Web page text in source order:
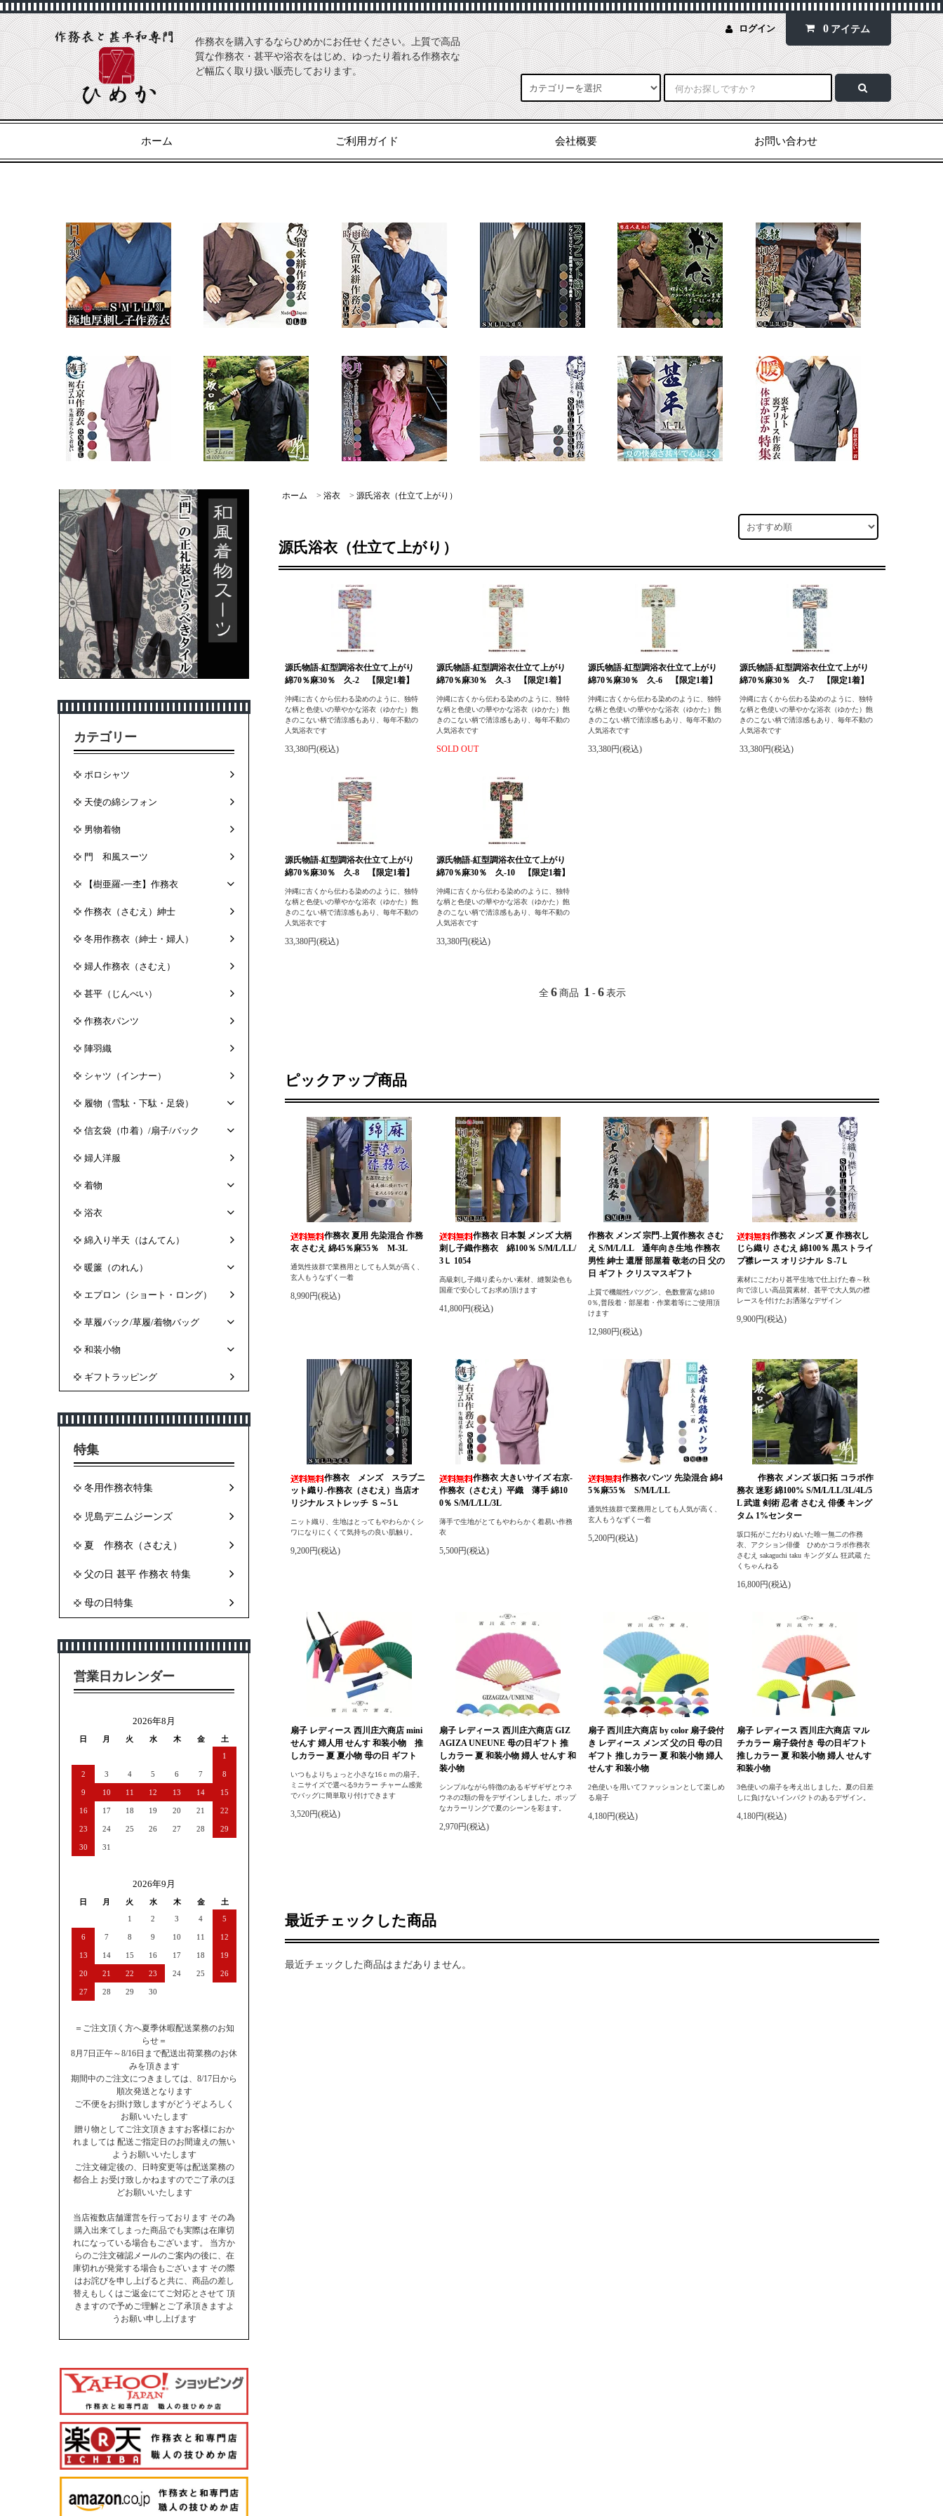
作務衣を購入するならひめかにお任せください。上質で高品
質な作務衣・甚平や浴衣をはじめ、ゆったり着れる作務衣な
ど幅広く取り扱い販売しております。
ログイン 0 アイテム
ホーム ご利用ガイド 会社概要 お問い合わせ
ホーム > 浴衣 > 源氏浴衣（仕立て上がり）
源氏浴衣（仕立て上がり）
源氏物語-紅型調浴衣仕立て上がり
綿70％麻30％ 久-2 【限定1着】
沖縄に古くから伝わる染めのように、独特
な柄と色使いの華やかな浴衣（ゆかた）飽
きのこない柄で清涼感もあり、毎年不動の
人気浴衣です
33,380円(税込)
源氏物語-紅型調浴衣仕立て上がり
綿70％麻30％ 久-3 【限定1着】
沖縄に古くから伝わる染めのように、独特
な柄と色使いの華やかな浴衣（ゆかた）飽
きのこない柄で清涼感もあり、毎年不動の
人気浴衣です
SOLD OUT
源氏物語-紅型調浴衣仕立て上がり
綿70％麻30％ 久-6 【限定1着】
沖縄に古くから伝わる染めのように、独特
な柄と色使いの華やかな浴衣（ゆかた）飽
きのこない柄で清涼感もあり、毎年不動の
人気浴衣です
33,380円(税込)
源氏物語-紅型調浴衣仕立て上がり
綿70％麻30％ 久-7 【限定1着】
沖縄に古くから伝わる染めのように、独特
な柄と色使いの華やかな浴衣（ゆかた）飽
きのこない柄で清涼感もあり、毎年不動の
人気浴衣です
33,380円(税込)
源氏物語-紅型調浴衣仕立て上がり
綿70％麻30％ 久-8 【限定1着】
沖縄に古くから伝わる染めのように、独特
な柄と色使いの華やかな浴衣（ゆかた）飽
きのこない柄で清涼感もあり、毎年不動の
人気浴衣です
33,380円(税込)
源氏物語-紅型調浴衣仕立て上がり
綿70％麻30％ 久-10 【限定1着】
沖縄に古くから伝わる染めのように、独特
な柄と色使いの華やかな浴衣（ゆかた）飽
きのこない柄で清涼感もあり、毎年不動の
人気浴衣です
33,380円(税込)
全 6 商品 1 - 6 表示
ピックアップ商品
作務衣 夏用 先染混合 作務
衣 さむえ 綿45％麻55％ M-3L
通気性抜群で業務用としても人気が高く、
玄人もうなずく一着
8,990円(税込)
作務衣 日本製 メンズ 大柄
刺し子織作務衣 綿100％ S/M/L/LL/
3Ｌ 1054
高級刺し子織り柔らかい素材、縫製染色も
国産で安心してお求め頂けます
41,800円(税込)
作務衣 メンズ 宗門-上質作務衣 さむ
え S/M/L/LL 通年向き生地 作務衣
男性 紳士 還暦 部屋着 敬老の日 父の
日 ギフト クリスマスギフト
上質で機能性バツグン、色数豊富な綿10
0％,普段着・部屋着・作業着等にご使用頂
けます
12,980円(税込)
作務衣 メンズ 夏 作務衣し
じら織り さむえ 綿100％ 黒ストライ
プ襟レース オリジナル Ｓ-7Ｌ
素材にこだわり甚平生地で仕上げた春～秋
向で涼しい高品質素材、甚平で大人気の襟
レースを付けたお洒落なデザイン
9,900円(税込)
作務衣 メンズ スラブニ
ット織り-作務衣（さむえ）当店オ
リジナル ストレッチ Ｓ～5Ｌ
ニット織り、生地はとってもやわらかくシ
ワになりにくくて気持ちの良い肌触り。
9,200円(税込)
作務衣 大きいサイズ 右京-
作務衣（さむえ）平織 薄手 綿10
0％ S/M/L/LL/3L
薄手で生地がとてもやわらかく着易い作務
衣
5,500円(税込)
作務衣パンツ 先染混合 綿4
5％麻55％ S/M/L/LL
通気性抜群で業務用としても人気が高く、
玄人もうなずく一着
5,200円(税込)
作務衣 メンズ 坂口拓 コラボ作
務衣 迷彩 綿100% S/M/L/LL/3L/4L/5
L 武道 剣術 忍者 さむえ 俳優 キング
タム 1%センター
坂口拓がこだわりぬいた唯一無二の作務
衣、アクション俳優 ひめかコラボ作務衣
さむえ sakaguchi taku キングダム 狂武蔵 た
くちゃんねる
16,800円(税込)
扇子 レディース 西川庄六商店 mini
せんす 婦人用 せんす 和装小物 推
しカラー 夏 夏小物 母の日 ギフト
いつもよりちょっと小さな16ｃｍの扇子。
ミニサイズで選べる9カラー チャーム感覚
でバッグに簡単取り付けできます
3,520円(税込)
扇子 レディース 西川庄六商店 GIZ
AGIZA UNEUNE 母の日ギフト 推
しカラー 夏 和装小物 婦人 せんす 和
装小物
シンプルながら特徴のあるギザギザとウネ
ウネの2類の骨をデザインしました。ポップ
なカラーリングで夏のシーンを彩ます。
2,970円(税込)
扇子 西川庄六商店 by color 扇子袋付
き レディース メンズ 父の日 母の日
ギフト 推しカラー 夏 和装小物 婦人
せんす 和装小物
2色使いを用いてファッションとして楽しめ
る扇子
4,180円(税込)
扇子 レディース 西川庄六商店 マル
チカラー 扇子袋付き 母の日ギフト
推しカラー 夏 和装小物 婦人 せんす
和装小物
3色使いの扇子を考え出しました。夏の日差
しに負けないインパクトのあるデザイン。
4,180円(税込)
最近チェックした商品
最近チェックした商品はまだありません。
カテゴリー
ポロシャツ
天使の綿シフォン
男物着物
門 和風スーツ
【樹亜羅-一杢】作務衣
作務衣（さむえ）紳士
冬用作務衣（紳士・婦人）
婦人作務衣（さむえ）
甚平（じんべい）
作務衣パンツ
陣羽織
シャツ（インナー）
履物（雪駄・下駄・足袋）
信玄袋（巾着）/扇子/バック
婦人洋服
着物
浴衣
綿入り半天（はんてん）
暖簾（のれん）
エプロン（ショート・ロング）
草履バック/草履/着物バッグ
和装小物
ギフトラッピング
特集
冬用作務衣特集
児島デニムジーンズ
夏 作務衣（さむえ）
父の日 甚平 作務衣 特集
母の日特集
営業日カレンダー
2026年8月
日 月 火 水 木 金
土
1
2 3 4 5 6 7 8
9 10 11 12 13 14 15
16 17 18 19 20 21 22
23 24 25 26 27 28 29
30 31
2026年9月
日 月 火 水 木 金
土
1
2 3 4 5
6 7 8 9 10 11 12
13 14 15 16 17 18 19
20 21 22 23 24 25 26
27 28 29 30
＝ご注文頂く方へ夏季休暇配送業務のお知
らせ＝
8月7日正午～8/16日まで配送出荷業務のお休
みを頂きます
期間中のご注文につきましては、8/17日から
順次発送となります
ご不便をお掛け致しますがどうぞよろしく
お願いいたします
贈り物としてご注文頂きますお客様におか
れましては 配送ご指定日のお間違えの無い
ようお願いいたします
ご注文確定後の、日時変更等は配送業務の
都合上 お受け致しかねますのでご了承のほ
どお願いいたします
当店複数店舗運営を行っております その為
購入出来てしまった商品でも実際は在庫切
れになっている場合もございます。 当方か
らのご注文確認メールのご案内の後に、在
庫切れが発覚する場合もございます その際
はお詫びを申し上げると共に、商品の差し
替えもしくはご返金にてご対応とさせて 頂
きますので予めご理解とご了承頂きますよ
うお願い申し上げます